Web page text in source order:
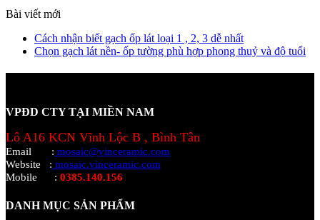
Bài viết mới
Cách nhận biết gạch ốp lát loại 1 , 2, 3 dễ nhất
Chọn gạch lát nền- ốp tường phù hợp phong thuỷ và độ tuổi
VPĐD CTY TẠI MIỀN NAM
Lô A16 KCN Vĩnh Lộc B , Bình Tân
Email : mosaic@vinceramic.com
Website
: mosaic.vinceramic.com
Mobile
: 0385.140.156
DANH MỤC SẢN PHẨM